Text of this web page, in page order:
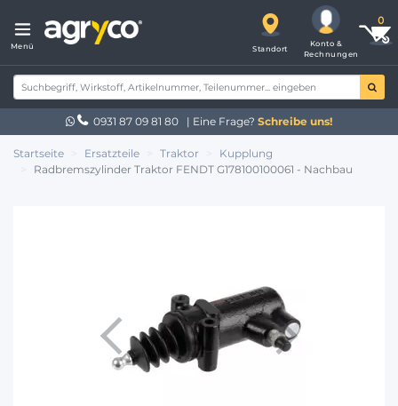
Menü Standort
Konto &
Rechnungen
0931 87 09 81 80 | Eine Frage? Schreibe uns!
Startseite Ersatzteile Traktor
Kupplung
Radbremszylinder Traktor FENDT G178100100061 - Nachbau